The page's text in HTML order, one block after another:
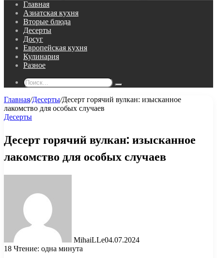
Главная
Азиатская кухня
Вторые блюда
Десерты
Досуг
Европейская кухня
Кулинария
Разное
Поиск...
Главная/Десерты/Десерт горячий вулкан: изысканное
лакомство для особых случаев
Десерты
Десерт горячий вулкан: изысканное
лакомство для особых случаев
MihaiLLe04.07.2024
18 Чтение: одна минута